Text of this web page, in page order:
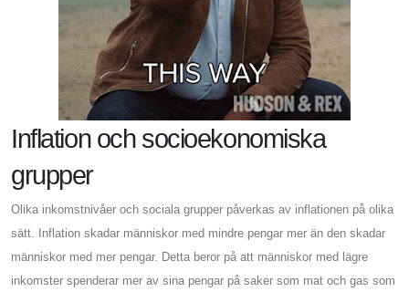
Inflation och socioekonomiska
grupper
Olika inkomstnivåer och sociala grupper påverkas av inflationen på olika
sätt. Inflation skadar människor med mindre pengar mer än den skadar
människor med mer pengar. Detta beror på att människor med lägre
inkomster spenderar mer av sina pengar på saker som mat och gas som